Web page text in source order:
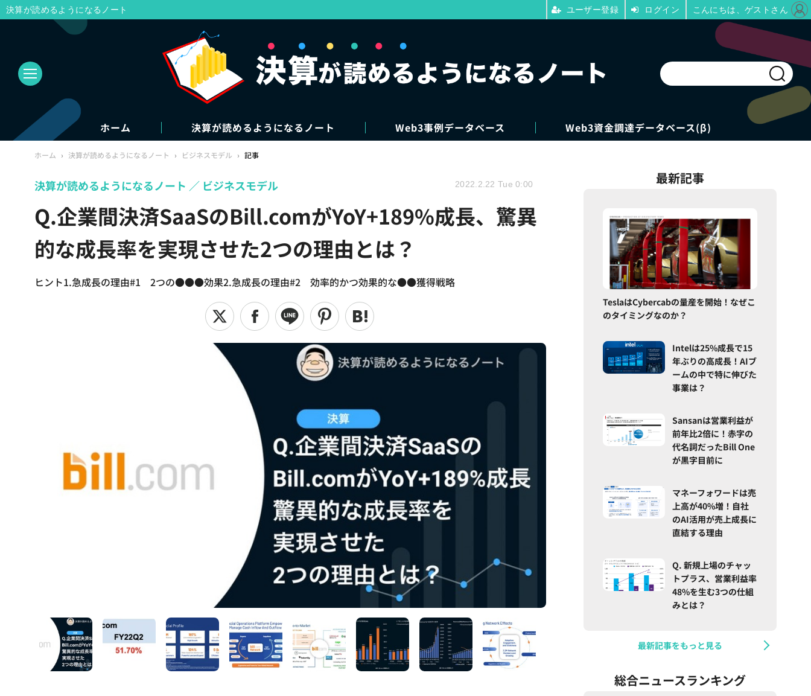
ホーム 決算が読めるようになるノート Web3事例データベース Web3資金調達データベース(β)
ホーム › 決算が読めるようになるノート › ビジネスモデル › 記事
Q.企業間決済SaaSのBill.comがYoY+189%成長、驚異
的な成長率を実現させた2つの理由とは？
ヒント1.急成長の理由#1 2つの●●●効果2.急成長の理由#2 効率的かつ効果的な●●獲得戦略
決算が読めるようになるノート ビジネスモデル 2022.2.22 Tue 0:00 最新記事
TeslaはCybercabの量産を開始！なぜこ
のタイミングなのか？
Intelは25%成長で15
年ぶりの高成長！AIブ
ームの中で特に伸びた
事業は？
Sansanは営業利益が
前年比2倍に！赤字の
代名詞だったBill One
が黒字目前に
マネーフォワードは売
上高が40%増！自社
のAI活用が売上成長に
直結する理由
Q. 新規上場のチャッ
トプラス、営業利益率
48%を生む3つの仕組
みとは？
最新記事をもっと見る
総合ニュースランキング
決算が読めるようになるノート ユーザー登録 ログイン こんにちは、ゲストさん